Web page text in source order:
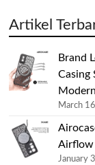
Artikel
Brand
Casing
Modern
March
Airflow
January